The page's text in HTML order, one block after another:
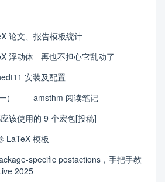
论文、报告模板统计
浮动体 - 再也不担心它乱动了
安装及配置
）—— amsthm 阅读笔记
该使用的 9 个宏包[投稿]
LaTeX 模板
specific postactions，手把手教
2025